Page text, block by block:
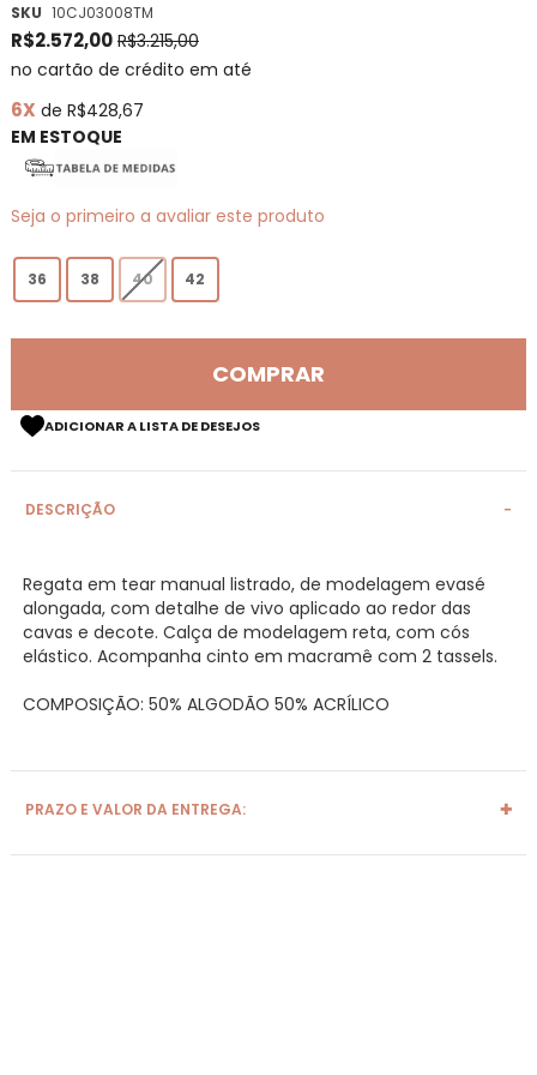
SKU 10CJ03008TM
R$2.572,00 R$3.215,00
no cartão de crédito em até
6X de R$428,67
EM ESTOQUE
Seja o primeiro a avaliar este produto
36 38 40 42
COMPRAR
ADICIONAR A LISTA DE DESEJOS
DESCRIÇÃO
Regata em tear manual listrado, de modelagem evasé
alongada, com detalhe de vivo aplicado ao redor das
cavas e decote. Calça de modelagem reta, com cós
elástico. Acompanha cinto em macramê com 2 tassels.
COMPOSIÇÃO: 50% ALGODÃO 50% ACRÍLICO
PRAZO E VALOR DA ENTREGA:
o
início
da
de
imagens